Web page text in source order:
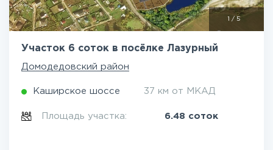
/ 5
Участок 6 соток в посёлке Лазурный
Домодедовский район
Каширское шоссе 37 км от МКАД
Площадь участка: 6.48 соток